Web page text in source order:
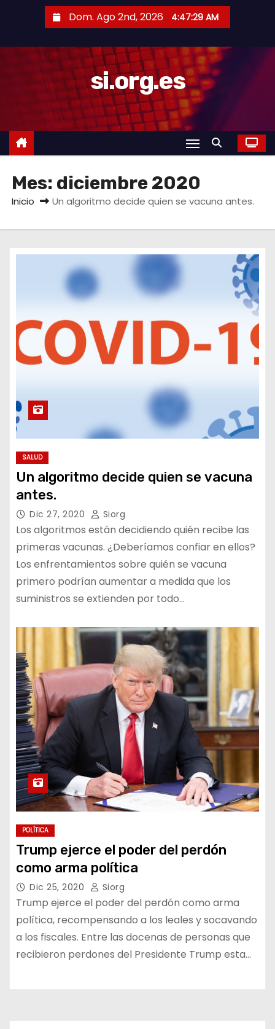
l
n
Dom. Ago 2nd, 2026 4:47:29 AM
si.org.es
Mes: diciembre 2020
Inicio Un algoritmo decide quien se vacuna antes.
SALUD
Un algoritmo decide quien se vacuna
antes.
Dic 27, 2020 Siorg
Los algoritmos están decidiendo quién recibe las
primeras vacunas. ¿Deberíamos confiar en ellos?
Los enfrentamientos sobre quién se vacuna
primero podrían aumentar a medida que los
suministros se extienden por todo…
POLÍTICA
Trump ejerce el poder del perdón
como arma política
Dic 25, 2020 Siorg
Trump ejerce el poder del perdón como arma
política, recompensando a los leales y socavando
a los fiscales. Entre las docenas de personas que
recibieron perdones del Presidente Trump esta…